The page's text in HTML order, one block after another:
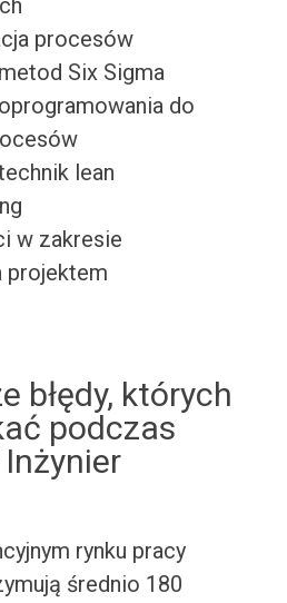
procesów
Six Sigma
do
lean
w zakresie
projektem
błędy, których
podczas
rynku pracy
średnio 180